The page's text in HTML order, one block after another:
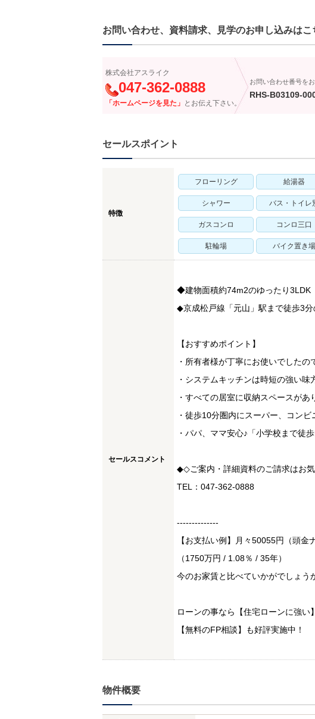
お問い合わせ、資料請求、見学のお申し込みはこ
株式会社アスライク
047-362-0888
「ホームページを見た」 とお伝え下さい。
お問い合わせ番号を
RHS-B03109-
セールスポイント
特徴
フローリング 給湯器
シャワー バス・トイレ
ガスコンロ コンロ三口
駐輪場 バイク置き場
セールスコメント
◆建物面積約74m2のゆったり3LDK
◆京成松戸線「元山」駅まで徒歩3分
【おすすめポイント】
・所有者様が丁寧にお使いでしたの
・システムキッチンは時短の強い味
・すべての居室に収納スペースがあ
・徒歩10分圏内にスーパー、コン
・パパ、ママ安心♪「小学校まで徒歩
◆◇ご案内・詳細資料のご請求はお
TEL：047-362-0888
--------------
【お支払い例】月々50055円（頭
（1750万円 / 1.08％ / 35年）
今のお家賃と比べていかがでしょう
ローンの事なら【住宅ローンに強い
【無料のFP相談】も好評実施中！
物件概要